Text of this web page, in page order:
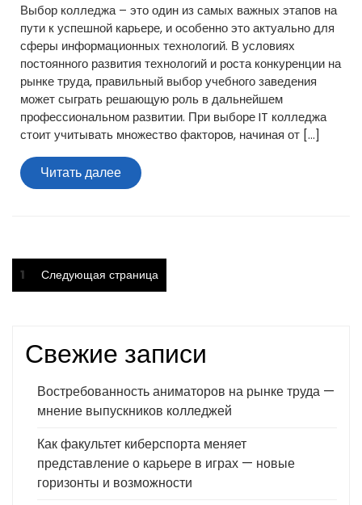
Выбор колледжа – это один из самых важных этапов на
пути к успешной карьере, и особенно это актуально для
сферы информационных технологий. В условиях
постоянного развития технологий и роста конкуренции на
рынке труда, правильный выбор учебного заведения
может сыграть решающую роль в дальнейшем
профессиональном развитии. При выборе IT колледжа
стоит учитывать множество факторов, начиная от […]
Читать далееЧитать
далее
Пагинация
записей
Страница
1 Следующая страница
Свежие записи
Востребованность аниматоров на рынке труда —
мнение выпускников колледжей
Как факультет киберспорта меняет
представление о карьере в играх — новые
горизонты и возможности